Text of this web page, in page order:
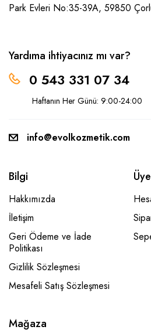
Park Evleri No:35-39A, 59850
Yardıma ihtiyacınız mı var?
0 543 331 07 34
Haftanın Her Günü: 9:00-24:00
info@evolkozmetik.com
Bilgi
Hakkımızda
İletişim
Geri Ödeme ve İade
Politikası
Gizlilik Sözleşmesi
Mesafeli Satış Sözleşmesi
Mağaza